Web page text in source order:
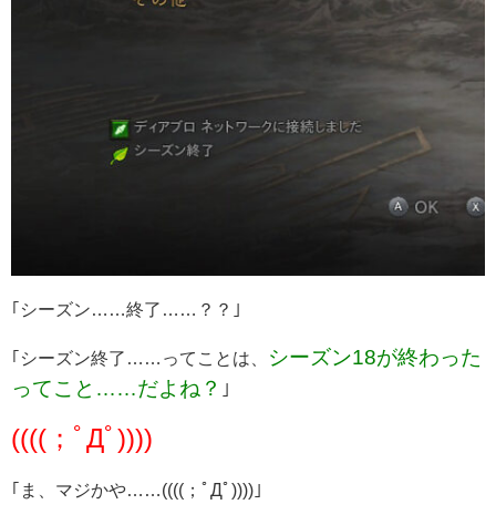
｢シーズン……終了……？？｣
｢シーズン終了……ってことは、
シーズン18が終わった
ってこと……だよね？ ｣
((((；ﾟДﾟ))))
｢ま、マジかや……((((；ﾟДﾟ))))｣